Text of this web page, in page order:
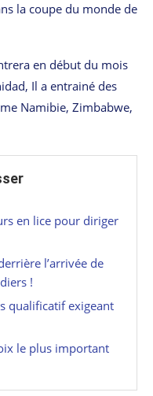
la coupe du monde de
en début du mois
Il a entrainé des
Namibie, Zimbabwe,
en lice pour diriger
l’arrivée de
!
qualificatif exigeant
le plus important